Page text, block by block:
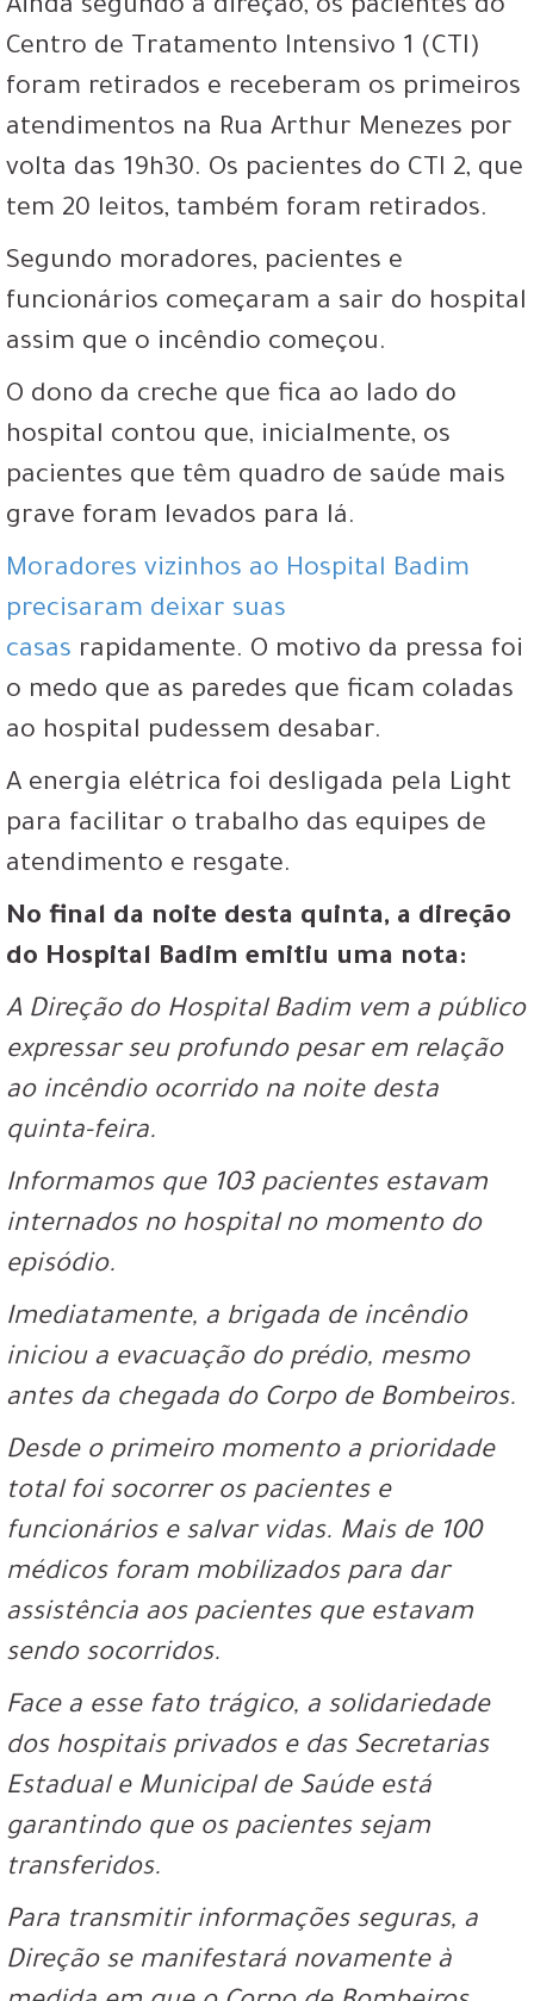
Ainda segundo a direção, os pacientes do
Centro de Tratamento Intensivo 1 (CTI)
foram retirados e receberam os primeiros
atendimentos na Rua Arthur Menezes por
volta das 19h30. Os pacientes do CTI 2, que
tem 20 leitos, também foram retirados.
Segundo moradores, pacientes e
funcionários começaram a sair do hospital
assim que o incêndio começou.
O dono da creche que fica ao lado do
hospital contou que, inicialmente, os
pacientes que têm quadro de saúde mais
grave foram levados para lá.
Moradores vizinhos ao Hospital Badim
precisaram deixar suas
casas rapidamente. O motivo da pressa foi
o medo que as paredes que ficam coladas
ao hospital pudessem desabar.
A energia elétrica foi desligada pela Light
para facilitar o trabalho das equipes de
atendimento e resgate.
No final da noite desta quinta, a direção
do Hospital Badim emitiu uma nota:
A Direção do Hospital Badim vem a público
expressar seu profundo pesar em relação
ao incêndio ocorrido na noite desta
quinta-feira.
Informamos que 103 pacientes estavam
internados no hospital no momento do
episódio.
Imediatamente, a brigada de incêndio
iniciou a evacuação do prédio, mesmo
antes da chegada do Corpo de Bombeiros.
Desde o primeiro momento a prioridade
total foi socorrer os pacientes e
funcionários e salvar vidas. Mais de 100
médicos foram mobilizados para dar
assistência aos pacientes que estavam
sendo socorridos.
Face a esse fato trágico, a solidariedade
dos hospitais privados e das Secretarias
Estadual e Municipal de Saúde está
garantindo que os pacientes sejam
transferidos.
Para transmitir informações seguras, a
Direção se manifestará novamente à